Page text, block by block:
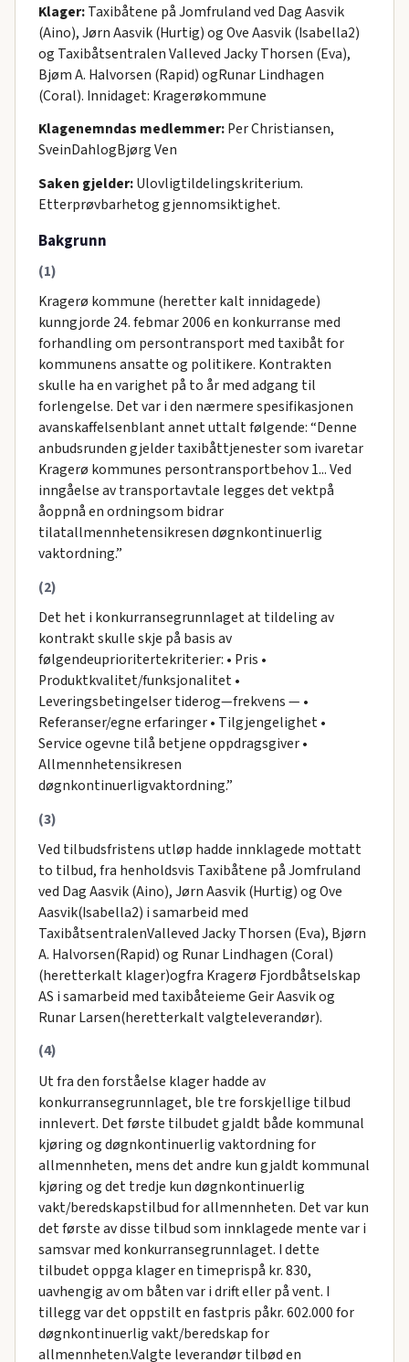
Klager:Taxibåtene på Jomfruland ved Dag Aasvik
(Aino), Jørn Aasvik (Hurtig) og Ove Aasvik (Isabella2)
og Taxibåtsentralen Valleved Jacky Thorsen (Eva),
Bjøm A. Halvorsen (Rapid) ogRunar Lindhagen
(Coral). Innidaget: Kragerøkommune
Klagenemndas medlemmer:Per Christiansen,
SveinDahlogBjørg Ven
Saken gjelder:Ulovligtildelingskriterium.
Etterprøvbarhetog gjennomsiktighet.
Bakgrunn
(1)
Kragerø kommune (heretter kalt innidagede)
kunngjorde 24. febmar 2006 en konkurranse med
forhandling om persontransport med taxibåt for
kommunens ansatte og politikere. Kontrakten
skulle ha en varighet på to år med adgang til
forlengelse. Det var i den nærmere spesifikasjonen
avanskaffelsenblant annet uttalt følgende: “Denne
anbudsrunden gjelder taxibåttjenester som ivaretar
Kragerø kommunes persontransportbehov 1... Ved
inngåelse av transportavtale legges det vektpå
åoppnå en ordningsom bidrar
tilatallmennhetensikresen døgnkontinuerlig
vaktordning.”
(2)
Det het i konkurransegrunnlaget at tildeling av
kontrakt skulle skje på basis av
følgendeuprioritertekriterier: • Pris •
Produktkvalitet/funksjonalitet •
Leveringsbetingelser tiderog—frekvens — •
Referanser/egne erfaringer • Tilgjengelighet •
Service ogevne tilå betjene oppdragsgiver •
Allmennhetensikresen
døgnkontinuerligvaktordning.”
(3)
Ved tilbudsfristens utløp hadde innklagede mottatt
to tilbud, fra henholdsvis Taxibåtene på Jomfruland
ved Dag Aasvik (Aino), Jørn Aasvik (Hurtig) og Ove
Aasvik(Isabella2) i samarbeid med
TaxibåtsentralenValleved Jacky Thorsen (Eva), Bjørn
A. Halvorsen(Rapid) og Runar Lindhagen (Coral)
(heretterkalt klager)ogfra Kragerø Fjordbåtselskap
AS i samarbeid med taxibåteieme Geir Aasvik og
Runar Larsen(heretterkalt valgteleverandør).
(4)
Ut fra den forståelse klager hadde av
konkurransegrunnlaget, ble tre forskjellige tilbud
innlevert. Det første tilbudet gjaldt både kommunal
kjøring og døgnkontinuerlig vaktordning for
allmennheten, mens det andre kun gjaldt kommunal
kjøring og det tredje kun døgnkontinuerlig
vakt/beredskapstilbud for allmennheten. Det var kun
det første av disse tilbud som innklagede mente var i
samsvar med konkurransegrunnlaget. I dette
tilbudet oppga klager en timeprispå kr. 830,
uavhengig av om båten var i drift eller på vent. I
tillegg var det oppstilt en fastpris påkr. 602.000 for
døgnkontinuerlig vakt/beredskap for
allmennheten.Valgte leverandør tilbød en